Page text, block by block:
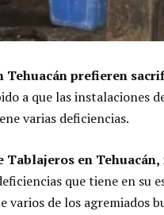
prefieren
a que las instalaciones
varias deficiencias.
Tablajeros en Tehuacán,
que tiene en su
varios de los agremiados